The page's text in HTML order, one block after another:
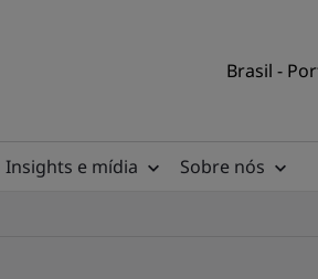
Brasil -
Insights e mídia
Sobre nós